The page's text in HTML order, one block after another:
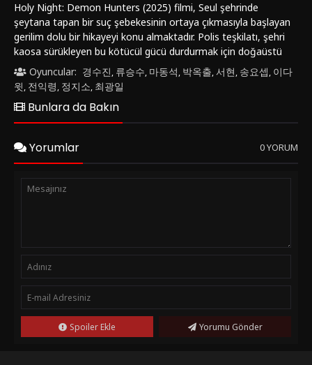
Holy Night: Demon Hunters (2025) filmi, Seul şehrinde
şeytana tapan bir suç şebekesinin ortaya çıkmasıyla başlayan
gerilim dolu bir hikayeyi konu almaktadır. Polis teşkilatı, şehri
kaosa sürükleyen bu kötücül gücü durdurmak için doğaüstü
güçlere sahip üç Holy Night şeytan avcısına başvurur.
Başrollerde 마동석, 서현 ve 이다윗 gibi usta oyuncular yer
almaktadır. Yönetmen koltuğunda ise Lim Dae-hee
bulunmaktadır.Holy Night: Demon Hunters, aksiyon,
fantastik, korku ve gerilim türlerini başarılı bir şekilde
harmanlayarak seyirciye yüksek tempolu ve heyecan dolu bir
deneyim sunmaktadır. Filmde, karakterlerin içsel çatışmaları,
verdikleri zorlu mücadeleler izleyiciyi ekrana kilitleyecek
niteliktedir.Holy Night: Demon Hunters, benzersiz konusu,
gereken bir yapım olarak dikkat çekiyor.Eğer siz de Holy
Night: Demon Hunters (2025) filmiyle heyecan dolu bir
serüvene ortak olmak istiyorsanız, FilmKovası sitesinden bu
filmi izleyebilirsiniz. Holy Night: Demon Hunters, korku ve
aksiyon tutkunları için vazgeçilmez bir seçenek olmaya aday!
Oyuncular: 경수진, 류승수, 마동석, 박옥출,서현, 송요셉, 이다
윗, 전익령, 정지소, 최광일
Bunlara da Bakın
Yorumlar 0 YORUM
Spoiler Ekle Yorumu Gönder